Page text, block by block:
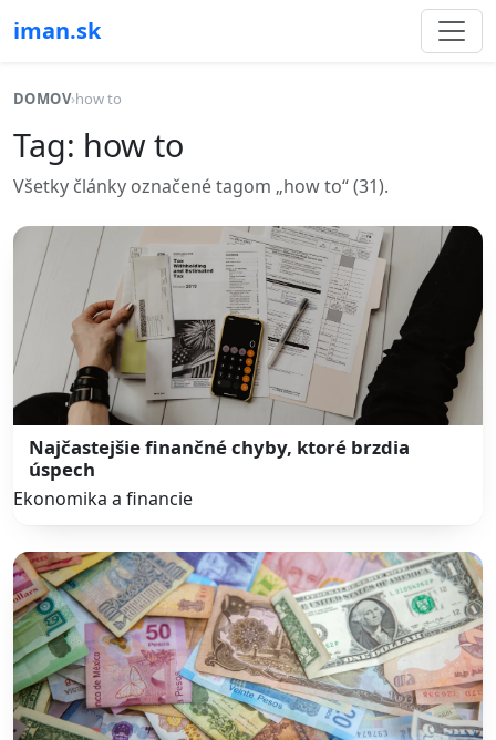
iman.sk
DOMOV›how to
Tag: how to
Všetky články označené tagom „how to“ (31).
Najčastejšie finančné chyby, ktoré brzdia
úspech
Ekonomika a financie